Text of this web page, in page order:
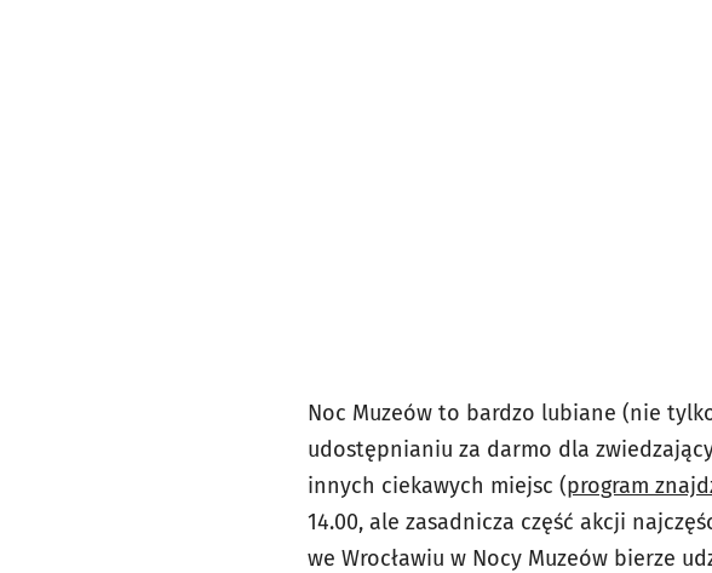
Noc Muzeów to bardzo lubiane (nie
udostępnianiu za darmo dla
innych ciekawych miejsc (program
14.00, ale zasadnicza część akcji
we Wrocławiu w Nocy Muzeów bierze